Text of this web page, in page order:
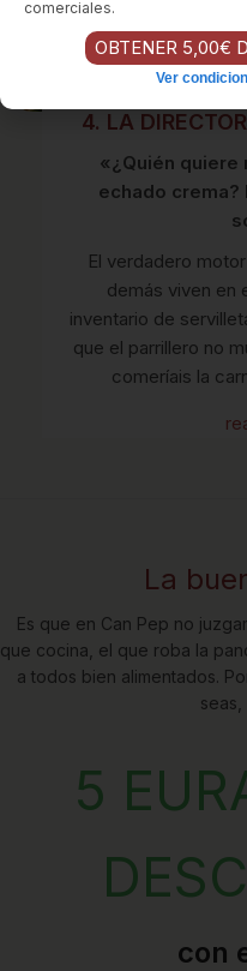
4. LA
«¿Quién quiere
echado crema?
El verdadero
demás viven en
inventario de
que el parrillero no
comeríais la
La
Es que en Can Pep no
que cocina, el que roba la
a todos bien alimentados.
seas,
5
con
comerciales.
OBTENER 5,00€
Ver